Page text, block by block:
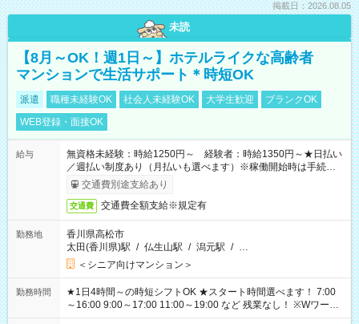
掲載日：2026.08.05
未読
【8月～OK！週1日～】ホテルライクな高齢者
マンションで生活サポート＊時短OK
派遣 職種未経験OK 社会人未経験OK 大学生歓迎
ブランクOK
WEB登録・面接OK
給与
無資格未経験：時給1250円～ 経験者：時給1350円～★日払い
／週払い制度あり（月払いも選べます）※稼働開始時は手続き完
了次第のお支払いとなります。
交通費別途支給あり
交通費 交通費全額支給※規定有
勤務地
香川県高松市
太田(香川県)駅 / 仏生山駅 / 潟元駅 / …
＜シニア向けマンション＞
勤務時間
★1日4時間～の時短シフトOK ★スタート時間選べます！ 7:00
～16:00 9:00～17:00 11:00～19:00 など 残業なし！ ※Wワーク
の場合、他のお仕事と合わせ週40時間超の就業はご案内できま